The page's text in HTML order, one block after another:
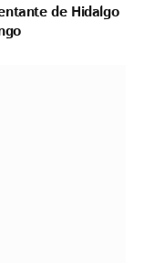
de Hidalgo